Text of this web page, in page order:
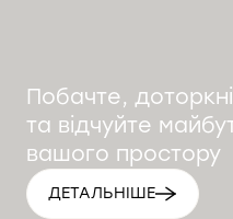
Побачте,
та відчуйте
вашого простору
ДЕТАЛЬНІШЕ